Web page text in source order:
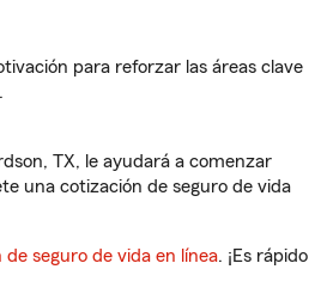
para reforzar las áreas clave
TX, le ayudará a comenzar
una cotización de seguro de vida
de seguro de vida en línea. ¡Es rápido